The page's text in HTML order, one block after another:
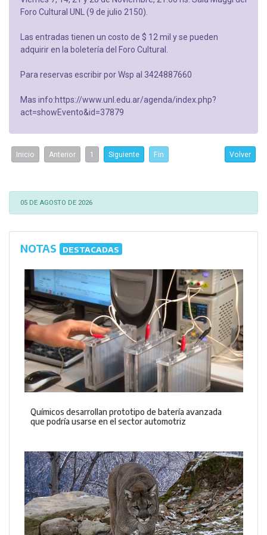
Foro Cultural UNL (9 de julio 2150).
Las entradas tienen un costo de $ 12 mil y se pueden
adquirir en la boletería del Foro Cultural.
Para reservas escribir por Wsp al 3424887660
Mas info:https://www.unl.edu.ar/agenda/index.php?
act=showEvento&id=37879
Inicio Anterior 1 Siguiente Fin Volver
05 DE AGOSTO DE 2026
NOTAS DESTACADAS
Químicos desarrollan prototipo de batería avanzada
que podría usarse en el sector automotriz